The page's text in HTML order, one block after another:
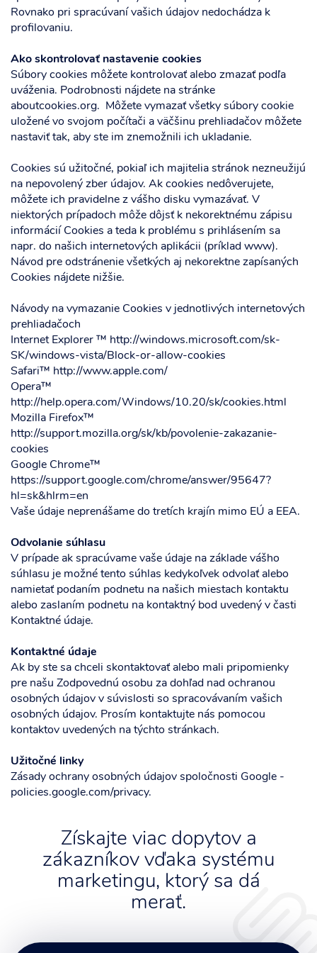
Rovnako pri spracúvaní vašich údajov nedochádza k
profilovaniu.
Ako skontrolovať nastavenie cookies
Súbory cookies môžete kontrolovať alebo zmazať podľa
uváženia. Podrobnosti nájdete na stránke
aboutcookies.org. Môžete vymazať všetky súbory cookie
uložené vo svojom počítači a väčšinu prehliadačov môžete
nastaviť tak, aby ste im znemožnili ich ukladanie.
Cookies sú užitočné, pokiaľ ich majitelia stránok nezneužijú
na nepovolený zber údajov. Ak cookies nedôverujete,
môžete ich pravidelne z vášho disku vymazávať. V
niektorých prípadoch môže dôjsť k nekorektnému zápisu
informácií Cookies a teda k problému s prihlásením sa
napr. do našich internetových aplikácii (príklad www).
Návod pre odstránenie všetkých aj nekorektne zapísaných
Cookies nájdete nižšie.
Návody na vymazanie Cookies v jednotlivých internetových
prehliadačoch
Internet Explorer ™ http://windows.microsoft.com/sk-
SK/windows-vista/Block-or-allow-cookies
Safari™ http://www.apple.com/
Opera™
http://help.opera.com/Windows/10.20/sk/cookies.html
Mozilla Firefox™
http://support.mozilla.org/sk/kb/povolenie-zakazanie-
cookies
Google Chrome™
https://support.google.com/chrome/answer/95647?
hl=sk&hlrm=en
Vaše údaje neprenášame do tretích krajín mimo EÚ a EEA.
Odvolanie súhlasu
V prípade ak spracúvame vaše údaje na základe vášho
súhlasu je možné tento súhlas kedykoľvek odvolať alebo
namietať podaním podnetu na našich miestach kontaktu
alebo zaslaním podnetu na kontaktný bod uvedený v časti
Kontaktné údaje.
Kontaktné údaje
Ak by ste sa chceli skontaktovať alebo mali pripomienky
pre našu Zodpovednú osobu za dohľad nad ochranou
osobných údajov v súvislosti so spracovávaním vašich
osobných údajov. Prosím kontaktujte nás pomocou
kontaktov uvedených na týchto stránkach.
Užitočné linky
Zásady ochrany osobných údajov spoločnosti Google -
policies.google.com/privacy.
Získajte viac dopytov a
zákazníkov vďaka systému
marketingu, ktorý sa dá
merať.